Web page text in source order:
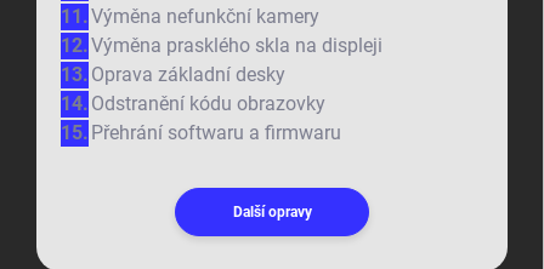
Výměna nefunkční kamery
Výměna prasklého skla na displeji
Oprava základní desky
Odstranění kódu obrazovky
Přehrání softwaru a firmwaru
Další opravy